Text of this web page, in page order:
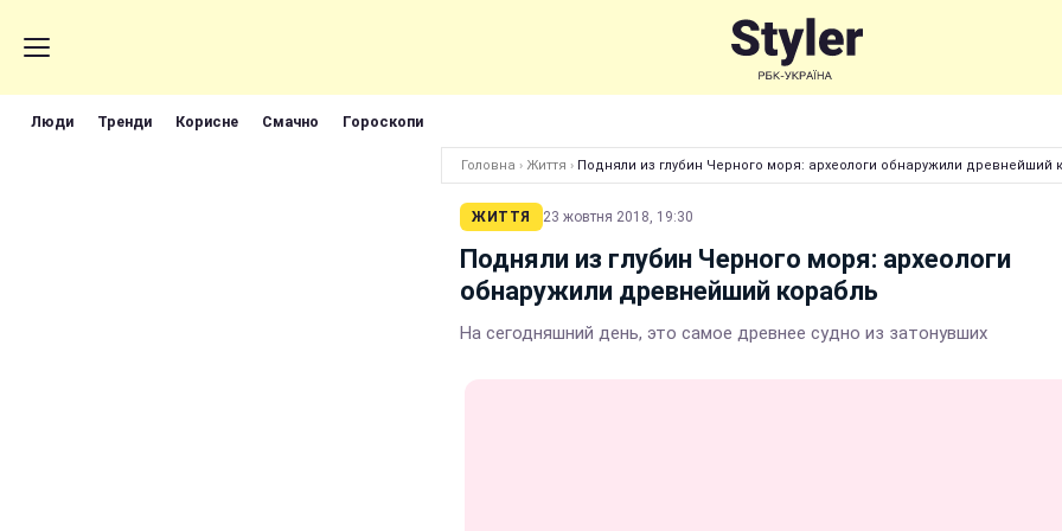
Люди Тренди Корисне Смачно Гороскопи
Головна › Життя › Подняли из глубин Черного моря: археологи обнаружили древнейший
ЖИТТЯ 23 жовтня 2018, 19:30
Подняли из глубин Черного моря: археологи
обнаружили древнейший корабль
На сегодняшний день, это самое древнее судно из затонувших